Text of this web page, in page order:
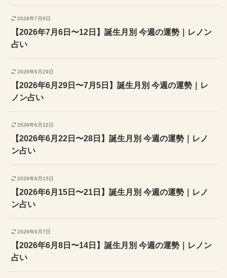
2026年7月6日
【2026年7月6日〜12日】誕生月別 今週の運勢｜レノン
占い
2026年6月29日
【2026年6月29日〜7月5日】誕生月別 今週の運勢｜レ
ノン占い
2026年6月22日
【2026年6月22日〜28日】誕生月別 今週の運勢｜レノ
ン占い
2026年6月15日
【2026年6月15日〜21日】誕生月別 今週の運勢｜レノ
ン占い
2026年6月7日
【2026年6月8日〜14日】誕生月別 今週の運勢｜レノン
占い